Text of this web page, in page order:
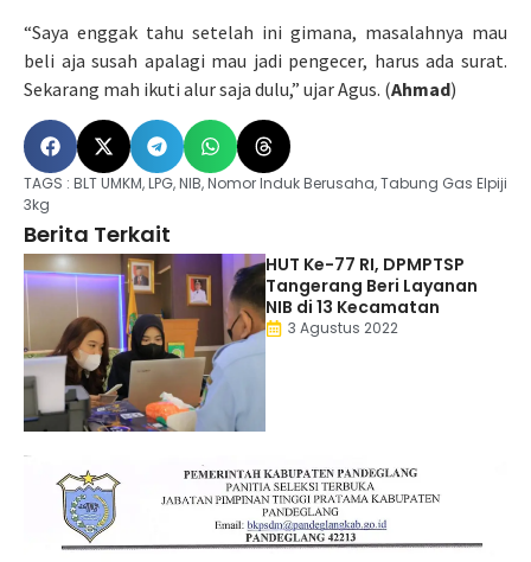
“Saya enggak tahu setelah ini gimana, masalahnya mau
beli aja susah apalagi mau jadi pengecer, harus ada surat.
Sekarang mah ikuti alur saja dulu,” ujar Agus. (Ahmad)
TAGS : BLT UMKM,LPG,NIB,Nomor Induk Berusaha,Tabung Gas Elpiji
3kg
Berita Terkait
HUT Ke-77 RI, DPMPTSP
Tangerang Beri Layanan
NIB di 13 Kecamatan
3 Agustus 2022